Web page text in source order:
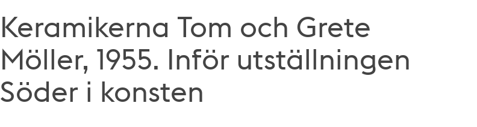
Keramikerna Tom och Grete
Möller, 1955. Inför utställningen
Söder i konsten